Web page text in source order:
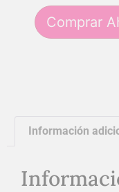
Comprar
Información